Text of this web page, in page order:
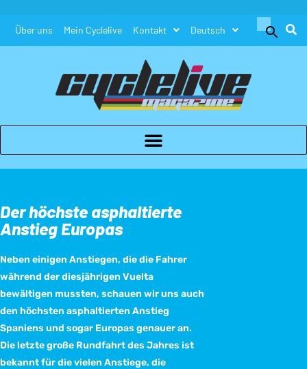
Über uns Mein Cyclelive Kontakt Deutsch
Search
Search Button
Der höchste asphaltierte
Anstieg Europas
Neben einigen Anstiegen, die die Fahrer
während der diesjährigen Vuelta
bewältigen mussten, schauen wir uns auch
den höchsten asphaltierten Anstieg
Spaniens und sogar Europas genauer an.
Die letzte große Rundfahrt des Jahres ist
bekannt für die vielen Anstiege, die